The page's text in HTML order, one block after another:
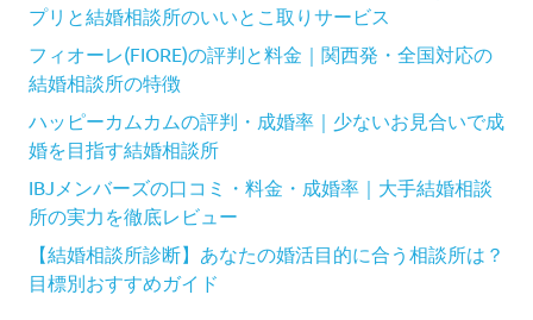
プリと結婚相談所のいいとこ取りサービス
フィオーレ(FIORE)の評判と料金｜関西発・全国対応の
結婚相談所の特徴
ハッピーカムカムの評判・成婚率｜少ないお見合いで成
婚を目指す結婚相談所
IBJメンバーズの口コミ・料金・成婚率｜大手結婚相談
所の実力を徹底レビュー
【結婚相談所診断】あなたの婚活目的に合う相談所は？
目標別おすすめガイド